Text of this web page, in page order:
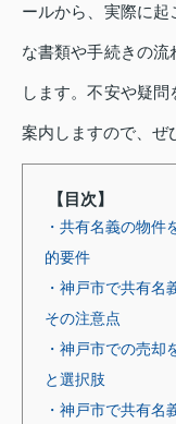
ールから、実際に
な書類や手続きの流
します。不安や疑
案内しますので、ぜ
【目次】
・共有名義の物
的要件
・神戸市で共有名
その注意点
・神戸市での売
と選択肢
・神戸市で共有名